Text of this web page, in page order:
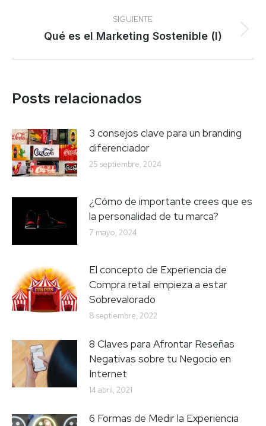
publicaciones
SIGUIENTE
Publicación
Qué es el Marketing Sostenible (I)
Posts relacionados
3 consejos clave para un branding
diferenciador
25 septiembre, 2024
¿Cómo de importante crees que es
la personalidad de tu marca?
7 mayo, 2024
El concepto de Experiencia de
Compra retail empieza a estar
Sobrevalorado
8 septiembre, 2022
8 Claves para Afrontar Reseñas
Negativas sobre tu Negocio en
Internet
14 abril, 2021
6 Formas de Medir la Experiencia